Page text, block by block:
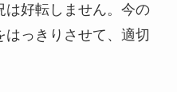
は好転しません。今の
っきりさせて、適切